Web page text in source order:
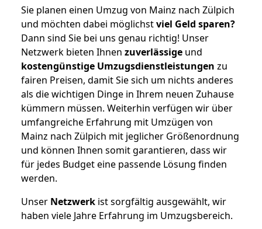
Sie planen einen Umzug von Mainz nach Zülpich
und möchten dabei möglichstviel Geld sparen?
Dann sind Sie bei uns genau richtig! Unser
Netzwerk bieten Ihnen zuverlässige und
kostengünstige Umzugsdienstleistungen zu
fairen Preisen, damit Sie sich um nichts anderes
als die wichtigen Dinge in Ihrem neuen Zuhause
kümmern müssen. Weiterhin verfügen wir über
umfangreiche Erfahrung mit Umzügen von
Mainz nach Zülpich mit jeglicher Größenordnung
und können Ihnen somit garantieren, dass wir
für jedes Budget eine passende Lösung finden
werden.
Unser Netzwerk ist sorgfältig ausgewählt, wir
haben viele Jahre Erfahrung im Umzugsbereich.